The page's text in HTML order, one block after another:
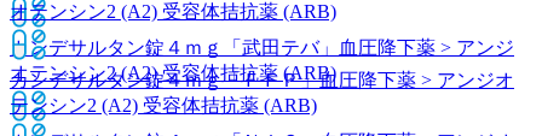
カンデサルタン錠４ｍｇ「武田テバ」
血圧降下薬 > アンジ
オテンシン2 (A2) 受容体拮抗薬 (ARB)
オテンシン2 (A2) 受容体拮抗薬 (ARB)
カンデサルタン錠４ｍｇ「ＦＦＰ」血圧降下薬 > アンジオ
テンシン2 (A2) 受容体拮抗薬 (ARB)